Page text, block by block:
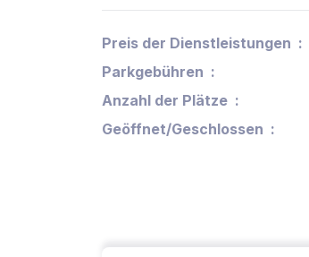
Preis der Dienstleistungen
Parkgebühren
Anzahl der Plätze
Geöffnet/Geschlossen